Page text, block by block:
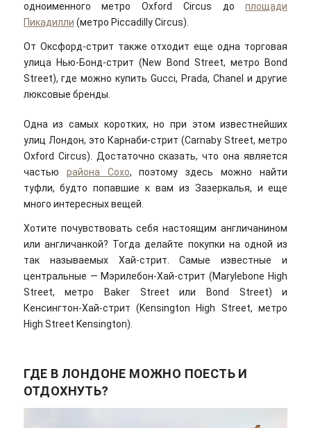
одноименного метро Oxford Circus доплощади
Пикадилли (метро Piccadilly Circus).
От Оксфорд-стрит также отходит еще одна торговая
улица Нью-Бонд-стрит (New Bond Street, метро Bond
Street), где можно купить Gucci, Prada, Chanel и другие
люксовые бренды.
Одна из самых коротких, но при этом известнейших
улиц Лондон, это Карнаби-стрит (Carnaby Street, метро
Oxford Circus). Достаточно сказать, что она является
частью района Сохо, поэтому здесь можно найти
туфли, будто попавшие к вам из Зазеркалья, и еще
много интересных вещей.
Хотите почувствовать себя настоящим англичанином
или англичанкой? Тогда делайте покупки на одной из
так называемых Хай-стрит. Самые известные и
центральные — Мэрилебон-Хай-стрит (Marylebone High
Street, метро Baker Street или Bond Street) и
Кенсингтон-Хай-стрит (Kensington High Street, метро
High Street Kensington).
ГДЕ В ЛОНДОНЕ МОЖНО ПОЕСТЬ И
ОТДОХНУТЬ?